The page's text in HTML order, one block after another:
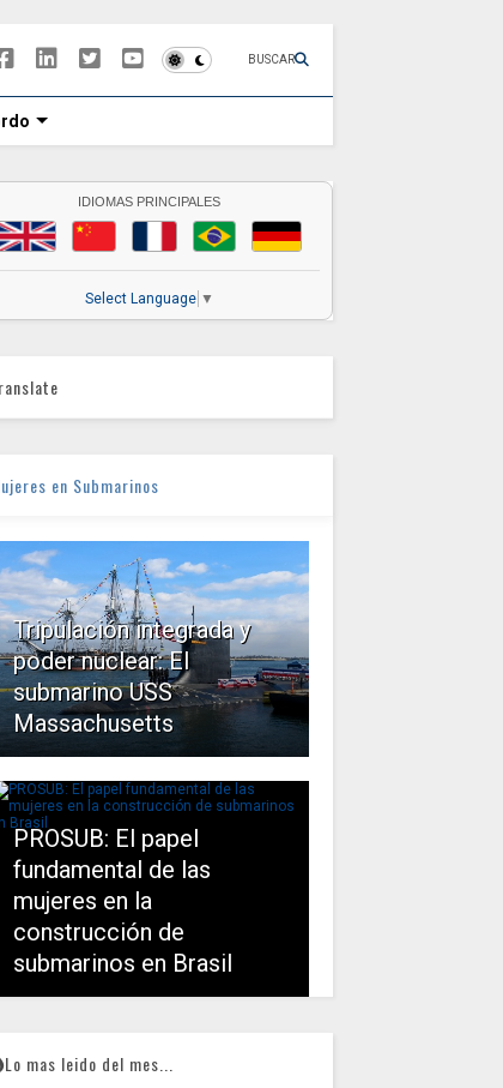
BUSCAR
IDIOMAS PRINCIPALES
Select Language ▼
en Submarinos
Tripulación integrada y
poder nuclear: El
submarino USS
Massachusetts
PROSUB: El papel
fundamental de las
mujeres en la
construcción de
submarinos en Brasil
Lo mas leido del mes...